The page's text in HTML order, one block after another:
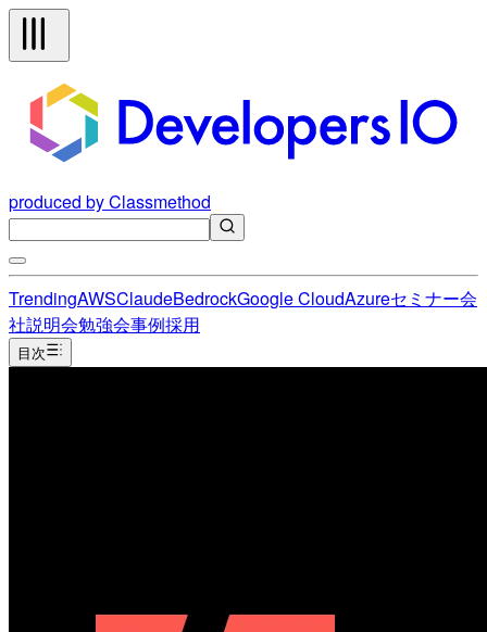
produced by Classmethod
TrendingAWSClaudeBedrockGoogle CloudAzureセミナー会
社説明会勉強会事例採用
目次